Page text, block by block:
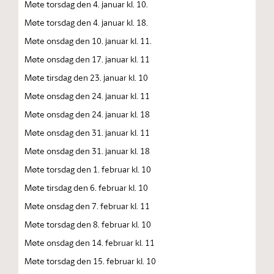
Møte torsdag den 4. januar kl. 10.
Møte torsdag den 4. januar kl. 18.
Møte onsdag den 10. januar kl. 11.
Møte onsdag den 17. januar kl. 11
Møte tirsdag den 23. januar kl. 10
Møte onsdag den 24. januar kl. 11
Møte onsdag den 24. januar kl. 18
Møte onsdag den 31. januar kl. 11
Møte onsdag den 31. januar kl. 18
Møte torsdag den 1. februar kl. 10
Møte tirsdag den 6. februar kl. 10
Møte onsdag den 7. februar kl. 11
Møte torsdag den 8. februar kl. 10
Møte onsdag den 14. februar kl. 11
Møte torsdag den 15. februar kl. 10